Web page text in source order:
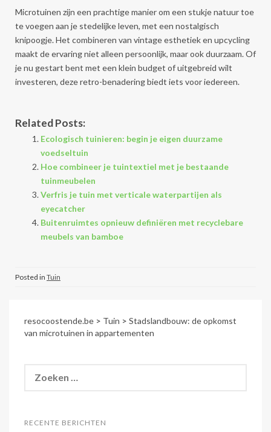
Microtuinen zijn een prachtige manier om een stukje natuur toe
te voegen aan je stedelijke leven, met een nostalgisch
knipoogje. Het combineren van vintage esthetiek en upcycling
maakt de ervaring niet alleen persoonlijk, maar ook duurzaam. Of
je nu gestart bent met een klein budget of uitgebreid wilt
investeren, deze retro-benadering biedt iets voor iedereen.
Related Posts:
Ecologisch tuinieren: begin je eigen duurzame
voedseltuin
Hoe combineer je tuintextiel met je bestaande
tuinmeubelen
Verfris je tuin met verticale waterpartijen als
eyecatcher
Buitenruimtes opnieuw definiëren met recyclebare
meubels van bamboe
Posted in Tuin
resocoostende.be > Tuin > Stadslandbouw: de opkomst
van microtuinen in appartementen
naar:
RECENTE BERICHTEN